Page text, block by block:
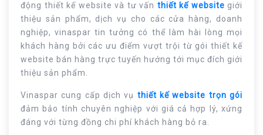
động thiết kế website và tư vấn thiết kế website giới
thiệu sản phẩm, dịch vụ cho các cửa hàng, doanh
nghiệp, vinaspar tin tưởng có thể làm hài lòng mọi
khách hàng bởi các ưu điểm vượt trội từ gói thiết kế
website bán hàng trực tuyến hướng tới mục đích giới
thiệu sản phẩm.
Vinaspar cung cấp dịch vụ thiết kế website trọn gói
đảm bảo tính chuyên nghiệp với giá cả hợp lý, xứng
đáng với từng đồng chi phí khách hàng bỏ ra.